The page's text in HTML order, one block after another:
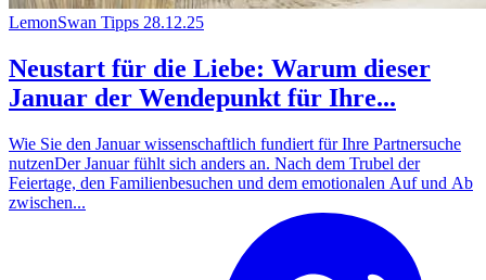
LemonSwan Tipps 28.12.25
Neustart für die Liebe: Warum dieser
Januar der Wendepunkt für Ihre...
Wie Sie den Januar wissenschaftlich fundiert für Ihre Partnersuche
nutzenDer Januar fühlt sich anders an. Nach dem Trubel der
Feiertage, den Familienbesuchen und dem emotionalen Auf und Ab
zwischen...